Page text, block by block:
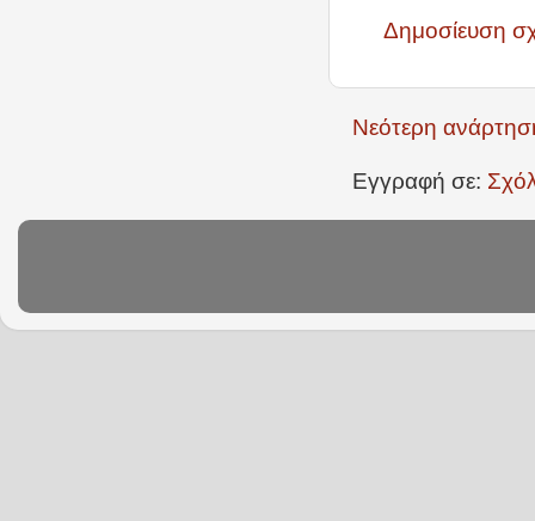
Δημοσίευση
Νεότερη
Εγγραφή σε: